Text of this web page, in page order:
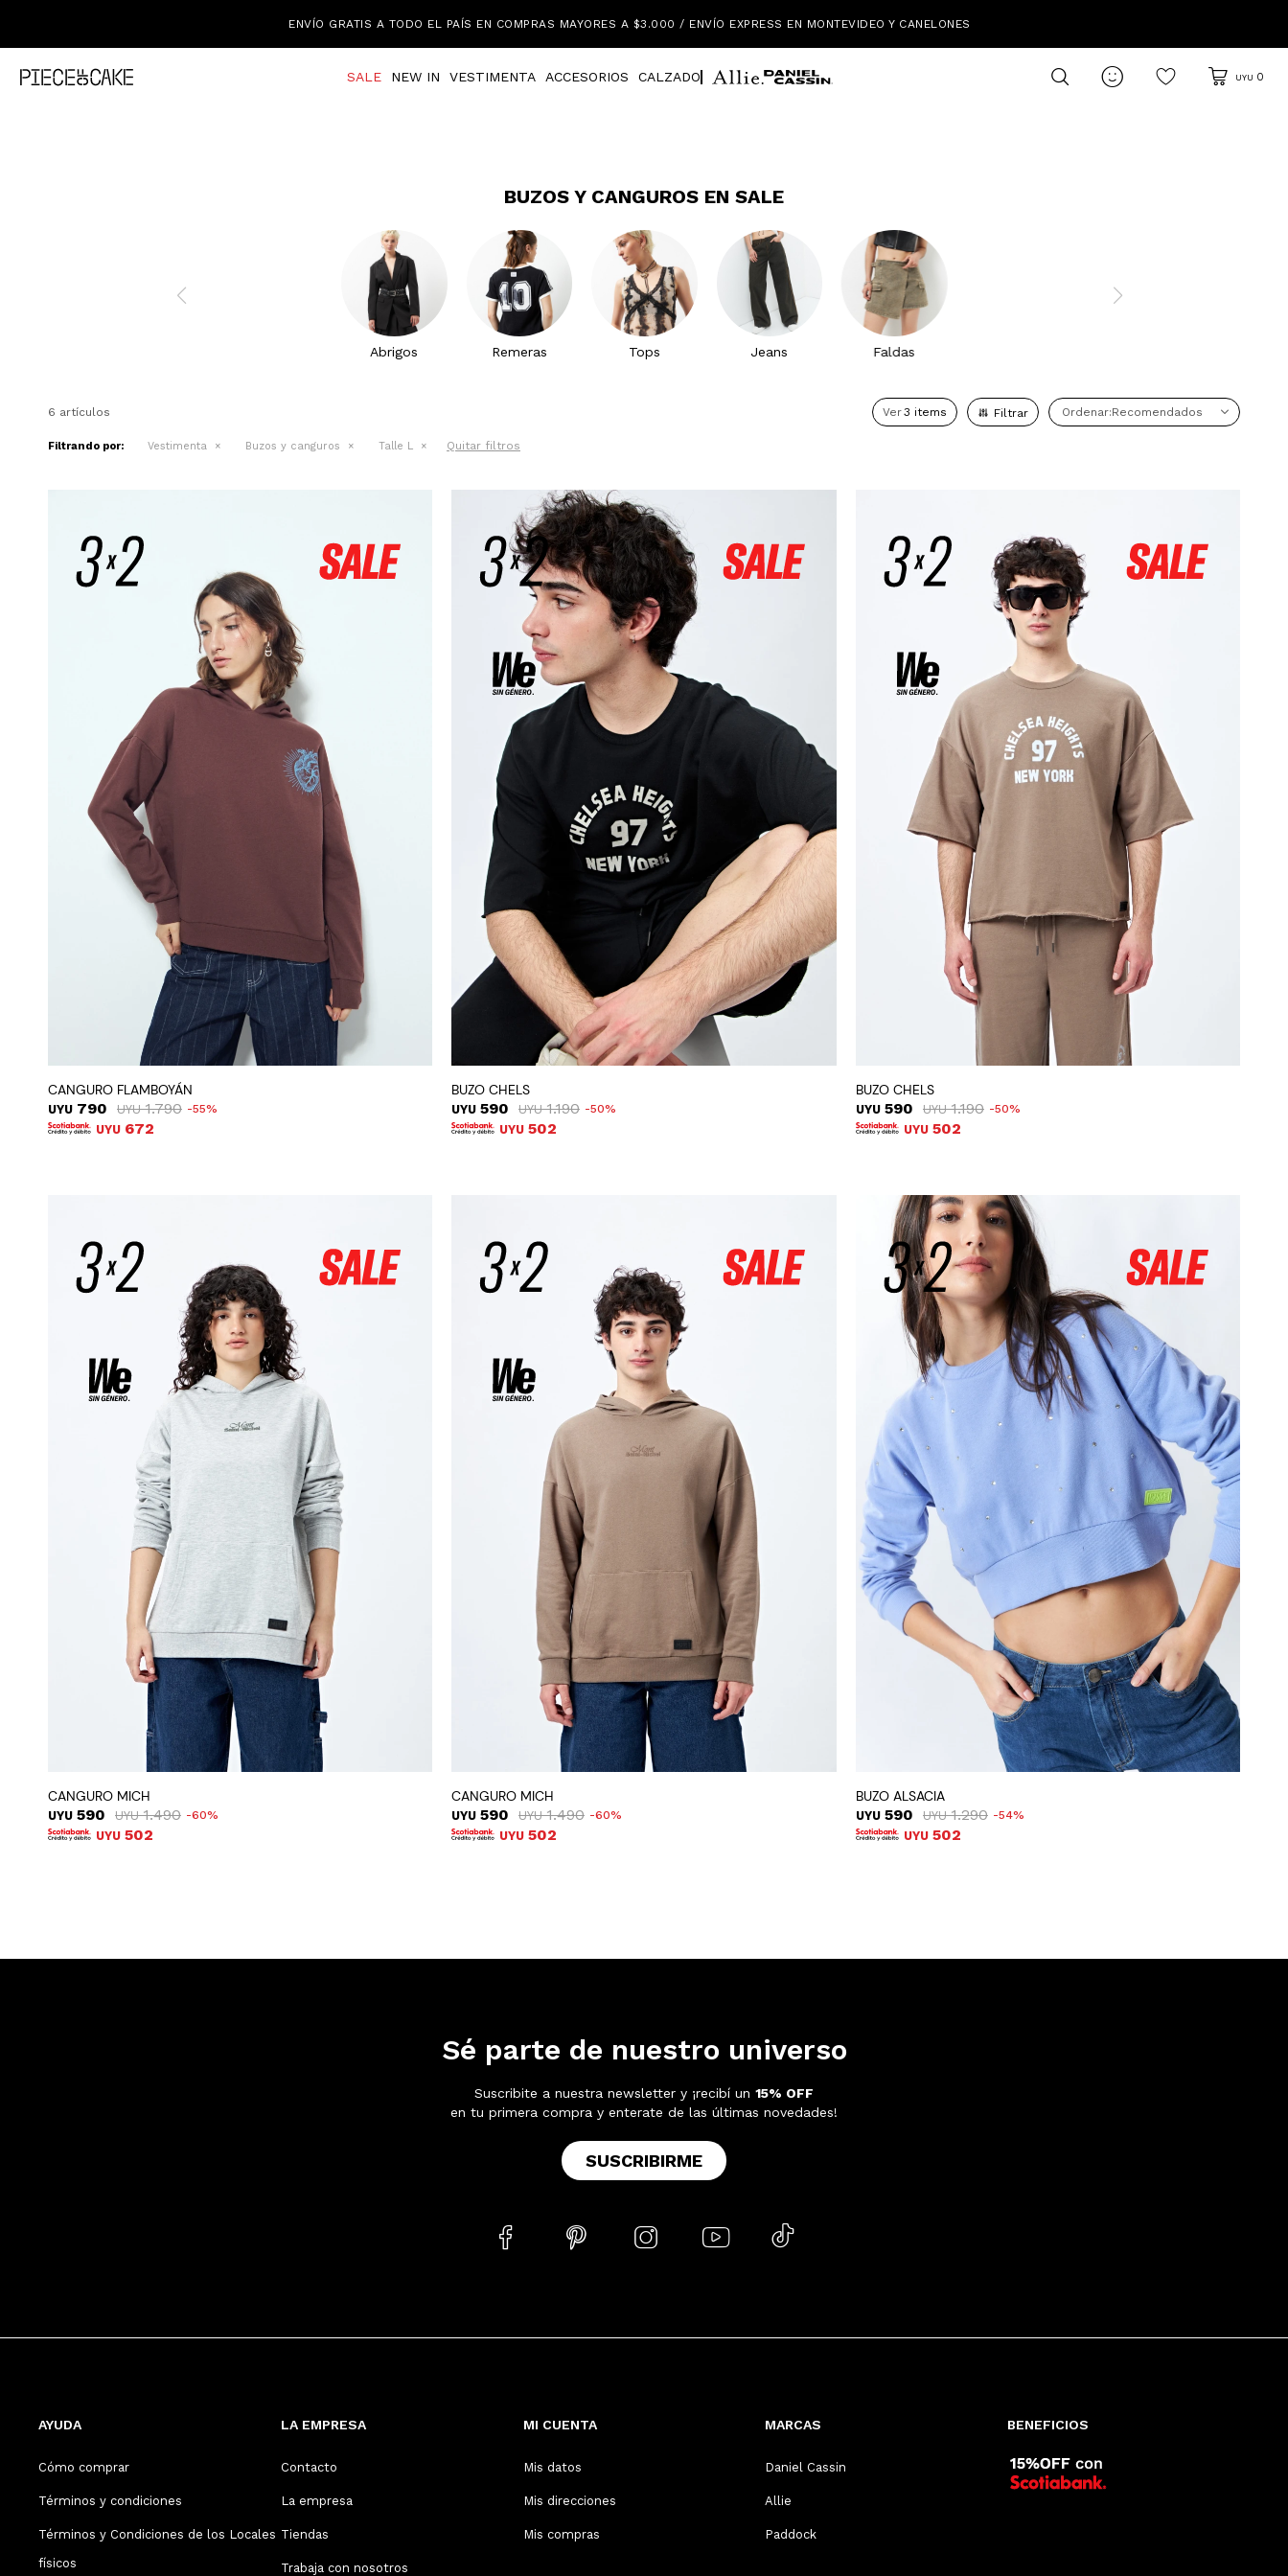
ENVÍO GRATIS A TODO EL PAÍS EN COMPRAS MAYORES A $3.000 / ENVÍO EXPRESS EN MONTEVIDEO Y CANELONES
SALE NEW IN VESTIMENTA ACCESORIOS CALZADO  UYU 0
BUZOS Y CANGUROS EN SALE
Abrigos Remeras Tops Jeans Faldas
Ver
6 artículos Recomendados
Filtrando por: Vestimenta Buzos y canguros Talle L Quitar filtros
CANGURO FLAMBOYÁN
UYU 790 UYU 1.790 55
UYU 672
BUZO CHELS
UYU 590 UYU 1.190 50
UYU 502
BUZO CHELS
UYU 590 UYU 1.190 50
UYU 502
CANGURO MICH
UYU 590 UYU 1.490 60
UYU 502
CANGURO MICH
UYU 590 UYU 1.490 60
UYU 502
BUZO ALSACIA
UYU 590 UYU 1.290 54
UYU 502
AYUDA
Cómo comprar
Términos y condiciones
Términos y Condiciones de los Locales
físicos
LA EMPRESA
Contacto
La empresa
Tiendas
Trabaja con nosotros
MI CUENTA
Mis datos
Mis direcciones
Mis compras
MARCAS
Daniel Cassin
Allie
Paddock
BENEFICIOS
Sé parte de nuestro universo
Suscribite a nuestra newsletter y ¡recibí un 15% OFF
en tu primera compra y enterate de las últimas novedades!
SUSCRIBIRME
    